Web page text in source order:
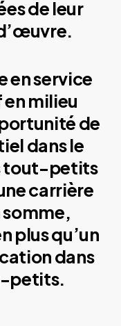
de leur
en service
milieu
de
dans le
tout-petits
carrière
somme,
plus qu’un
dans
petits.